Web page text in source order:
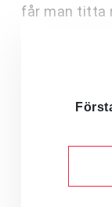
får man titta